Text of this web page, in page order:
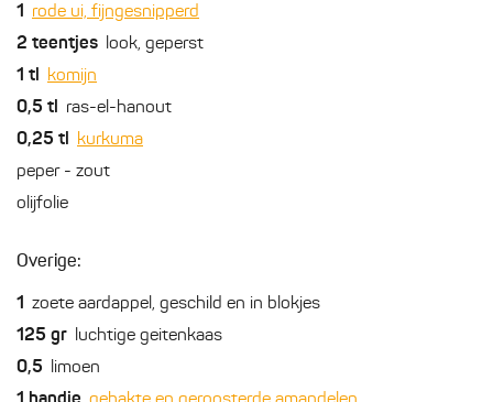
1 rode ui, fijngesnipperd
2 teentjes look, geperst
1 tl komijn
0,5 tl ras-el-hanout
0,25 tl kurkuma
peper - zout
olijfolie
Overige:
1 zoete aardappel, geschild en in blokjes
125 gr luchtige geitenkaas
0,5 limoen